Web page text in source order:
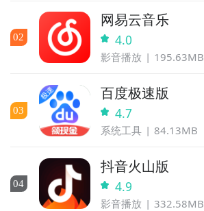
02
网易云音乐
4.0
影音播放 195.63MB
03
百度极速版
4.7
系统工具 84.13MB
04
抖音火山版
4.9
影音播放 332.58MB